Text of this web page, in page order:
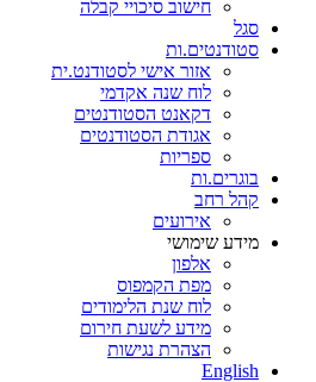
חישוב סיכויי קבלה
סגל
סטודנטים.ות
אזור אישי לסטודנט.ית
לוח שנה אקדמי
דקאנט הסטודנטים
אגודת הסטודנטים
ספריות
בוגרים.ות
קהל רחב
אירועים
מידע שימושי
אלפון
מפת הקמפוס
לוח שנת הלימודים
מידע לשעת חירום
הצהרת נגישות
English